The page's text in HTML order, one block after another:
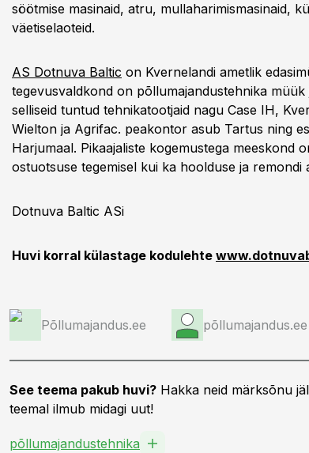
söötmise masinaid, atru, mullaharimismasinaid,
väetiselaoteid.
AS Dotnuva Baltic on Kvernelandi ametlik
tegevusvaldkond on põllumajandustehnika müük
selliseid tuntud tehnikatootjaid nagu Case IH,
Wielton ja Agrifac. peakontor asub Tartus ning
Harjumaal. Pikaajaliste kogemustega meeskond
ostuotsuse tegemisel kui ka hoolduse ja remondi
Dotnuva Baltic ASi
Huvi korral külastage kodulehte
Põllumajandus.ee põllumajandus.ee
See teema pakub huvi? Hakka neid märksõnu
teemal ilmub midagi uut!
põllumajandustehnika